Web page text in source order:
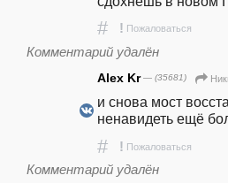
# ! Пожаловаться
Комментарий удалён
Alex Kr— (35681)
и снова мост
ненавидеть ещё
# ! Пожаловаться
Комментарий удалён